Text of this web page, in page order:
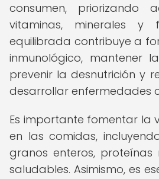
consumen, priorizando
vitaminas, minerales y
equilibrada contribuye a
inmunológico, mantener
prevenir la desnutrición y
desarrollar enfermedades
Es importante fomentar la
en las comidas,
granos enteros,
saludables. Asimismo, es